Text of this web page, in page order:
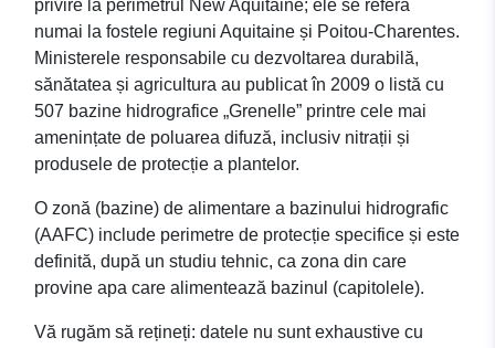
de captare a cerealelor
(AAFC) – Perimetri
(suprafață)
privire la perimetrul New Aquitaine; ele se referă
numai la fostele regiuni Aquitaine și Poitou-Charentes.
Ministerele responsabile cu dezvoltarea durabilă,
sănătatea și agricultura au publicat în 2009 o listă cu
507 bazine hidrografice „Grenelle” printre cele mai
amenințate de poluarea difuză, inclusiv nitrații și
produsele de protecție a plantelor.
O zonă (bazine) de alimentare a bazinului hidrografic
(AAFC) include perimetre de protecție specifice și este
definită, după un studiu tehnic, ca zona din care
provine apa care alimentează bazinul (capitolele).
Vă rugăm să rețineți: datele nu sunt exhaustive cu